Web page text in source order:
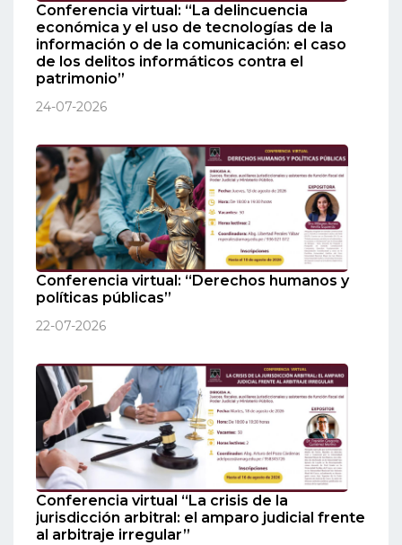
Conferencia virtual: “La delincuencia
económica y el uso de tecnologías de la
información o de la comunicación: el caso
de los delitos informáticos contra el
patrimonio”
24-07-2026
Conferencia virtual: “Derechos humanos y
políticas públicas”
22-07-2026
Conferencia virtual “La crisis de la
jurisdicción arbitral: el amparo judicial frente
al arbitraje irregular”